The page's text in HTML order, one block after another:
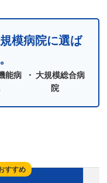
模病院に選ば
能病
・ 大規模総合病
院
すすめ